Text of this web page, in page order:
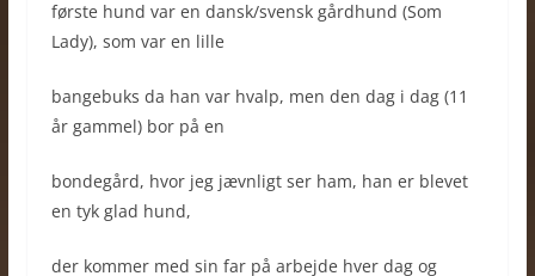
første hund var en dansk/svensk gårdhund (Som
Lady), som var en lille
bangebuks da han var hvalp, men den dag i dag (11
år gammel) bor på en
bondegård, hvor jeg jævnligt ser ham, han er blevet
en tyk glad hund,
der kommer med sin far på arbejde hver dag og